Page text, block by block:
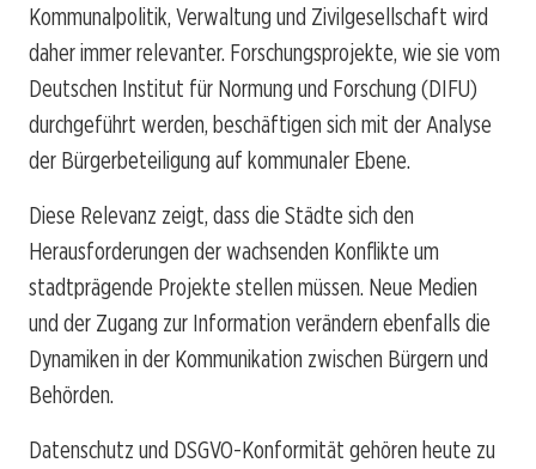
Kommunalpolitik, Verwaltung und Zivilgesellschaft wird
daher immer relevanter. Forschungsprojekte, wie sie vom
Deutschen Institut für Normung und Forschung (DIFU)
durchgeführt werden, beschäftigen sich mit der Analyse
der Bürgerbeteiligung auf kommunaler Ebene.
Diese Relevanz zeigt, dass die Städte sich den
Herausforderungen der wachsenden Konflikte um
stadtprägende Projekte stellen müssen. Neue Medien
und der Zugang zur Information verändern ebenfalls die
Dynamiken in der Kommunikation zwischen Bürgern und
Behörden.
Datenschutz und DSGVO-Konformität gehören heute zu